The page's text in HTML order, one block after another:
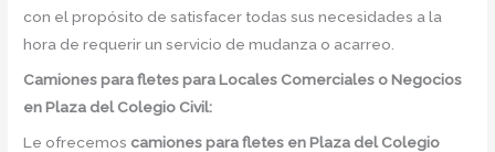
con el propósito de satisfacer todas sus necesidades a la
hora de requerir un servicio de mudanza o acarreo.
Camiones para fletespara Locales Comerciales o Negocios
en Plaza del Colegio Civil:
Le ofrecemos camiones para fletes enPlaza del Colegio